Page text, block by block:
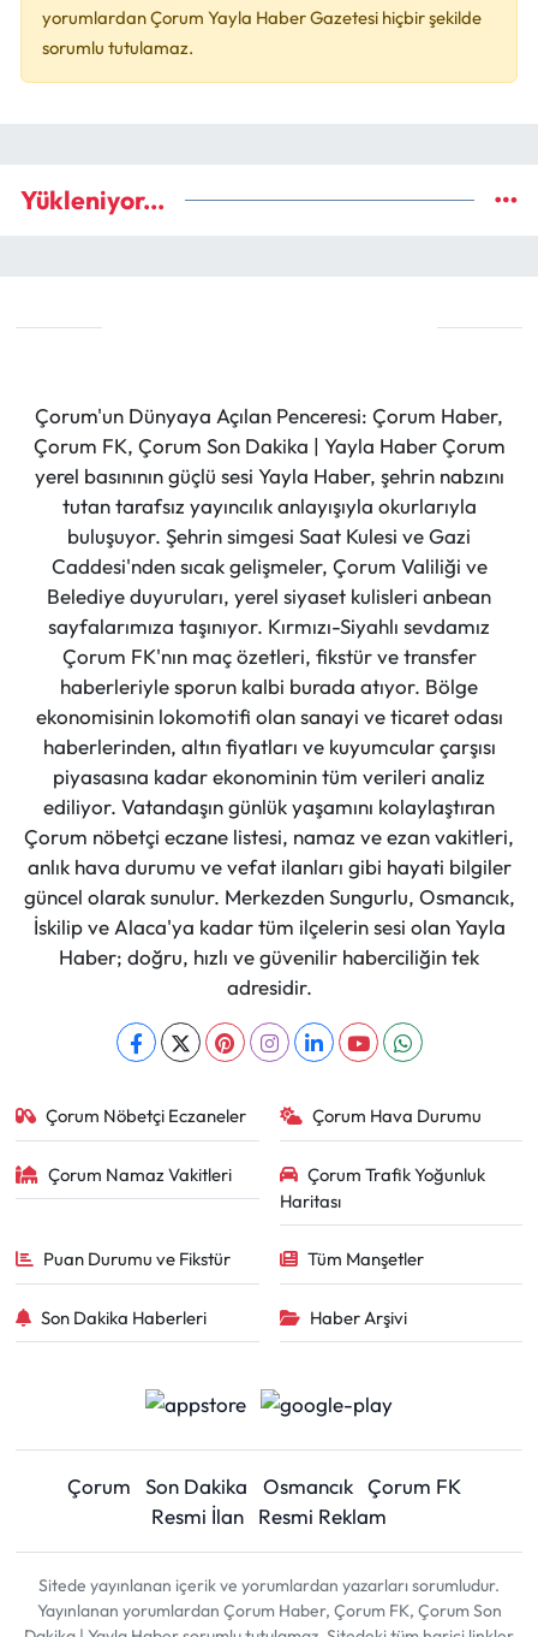
yorumlardan Çorum Yayla Haber Gazetesi hiçbir şekilde
sorumlu tutulamaz.
Yükleniyor...
Çorum'un Dünyaya Açılan Penceresi: Çorum Haber,
Çorum FK, Çorum Son Dakika | Yayla Haber Çorum
yerel basınının güçlü sesi Yayla Haber, şehrin nabzını
tutan tarafsız yayıncılık anlayışıyla okurlarıyla
buluşuyor. Şehrin simgesi Saat Kulesi ve Gazi
Caddesi'nden sıcak gelişmeler, Çorum Valiliği ve
Belediye duyuruları, yerel siyaset kulisleri anbean
sayfalarımıza taşınıyor. Kırmızı-Siyahlı sevdamız
Çorum FK'nın maç özetleri, fikstür ve transfer
haberleriyle sporun kalbi burada atıyor. Bölge
ekonomisinin lokomotifi olan sanayi ve ticaret odası
haberlerinden, altın fiyatları ve kuyumcular çarşısı
piyasasına kadar ekonominin tüm verileri analiz
ediliyor. Vatandaşın günlük yaşamını kolaylaştıran
Çorum nöbetçi eczane listesi, namaz ve ezan vakitleri,
anlık hava durumu ve vefat ilanları gibi hayati bilgiler
güncel olarak sunulur. Merkezden Sungurlu, Osmancık,
İskilip ve Alaca'ya kadar tüm ilçelerin sesi olan Yayla
Haber; doğru, hızlı ve güvenilir haberciliğin tek
adresidir.
Çorum Nöbetçi Eczaneler Çorum Hava Durumu
Çorum Namaz Vakitleri
Çorum Trafik Yoğunluk
Haritası
Puan Durumu ve Fikstür Tüm Manşetler
Son Dakika Haberleri Haber Arşivi
Çorum Son Dakika Osmancık Çorum FK
Resmi İlan
Resmi Reklam
Sitede yayınlanan içerik ve yorumlardan yazarları sorumludur.
Yayınlanan yorumlardan Çorum Haber, Çorum FK, Çorum Son